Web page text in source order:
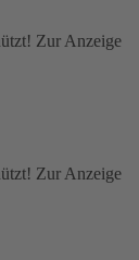
Zur Anzeige
Zur Anzeige